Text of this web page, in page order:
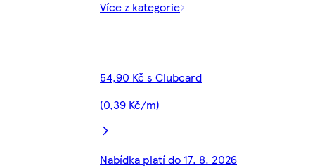
Více z kategorie
54,90 Kč s Clubcard
(0,39 Kč/m)
Nabídka platí do 17. 8. 2026